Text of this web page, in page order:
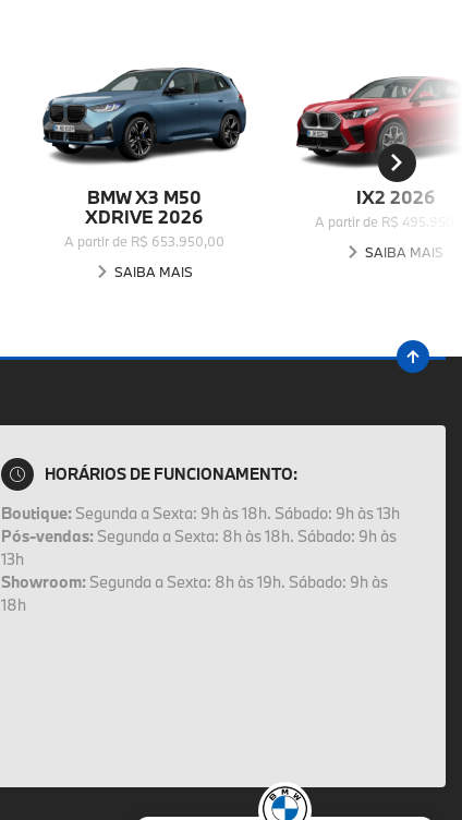
BMW X3 M50
XDRIVE 2026
A partir de R$ 653.950,00
SAIBA MAIS
IX2 2026
A partir de R$
SAIBA MAIS
HORÁRIOS DE FUNCIONAMENTO:
Boutique: Segunda a Sexta: 9h às 18h. Sábado: 9h às 13h
Pós-vendas: Segunda a Sexta: 8h às 18h. Sábado: 9h às
13h
Showroom: Segunda a Sexta: 8h às 19h. Sábado: 9h às
18h